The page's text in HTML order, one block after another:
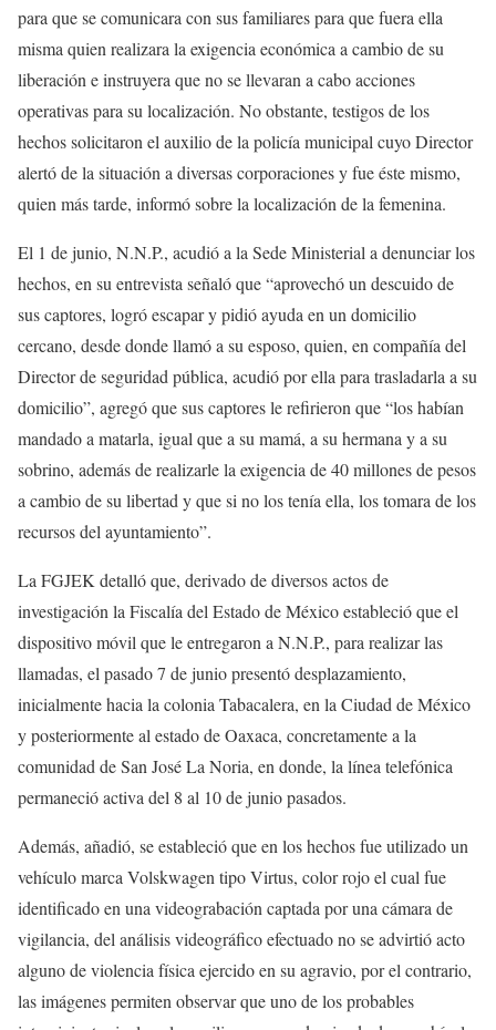
para que se comunicara con sus familiares para que fuera ella
misma quien realizara la exigencia económica a cambio de su
liberación e instruyera que no se llevaran a cabo acciones
operativas para su localización. No obstante, testigos de los
hechos solicitaron el auxilio de la policía municipal cuyo Director
alertó de la situación a diversas corporaciones y fue éste mismo,
quien más tarde, informó sobre la localización de la femenina.
El 1 de junio, N.N.P., acudió a la Sede Ministerial a denunciar los
hechos, en su entrevista señaló que “aprovechó un descuido de
sus captores, logró escapar y pidió ayuda en un domicilio
cercano, desde donde llamó a su esposo, quien, en compañía del
Director de seguridad pública, acudió por ella para trasladarla a su
domicilio”, agregó que sus captores le refirieron que “los habían
mandado a matarla, igual que a su mamá, a su hermana y a su
sobrino, además de realizarle la exigencia de 40 millones de pesos
a cambio de su libertad y que si no los tenía ella, los tomara de los
recursos del ayuntamiento”.
La FGJEK detalló que, derivado de diversos actos de
investigación la Fiscalía del Estado de México estableció que el
dispositivo móvil que le entregaron a N.N.P., para realizar las
llamadas, el pasado 7 de junio presentó desplazamiento,
inicialmente hacia la colonia Tabacalera, en la Ciudad de México
y posteriormente al estado de Oaxaca, concretamente a la
comunidad de San José La Noria, en donde, la línea telefónica
permaneció activa del 8 al 10 de junio pasados.
Además, añadió, se estableció que en los hechos fue utilizado un
vehículo marca Volskwagen tipo Virtus, color rojo el cual fue
identificado en una videograbación captada por una cámara de
vigilancia, del análisis videográfico efectuado no se advirtió acto
alguno de violencia física ejercido en su agravio, por el contrario,
las imágenes permiten observar que uno de los probables